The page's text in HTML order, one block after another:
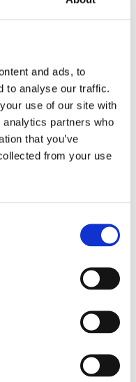
and ads, to
to analyse our traffic.
use of our site with
partners who
that you’ve
from your use
julgran med en
röd, brun och
globen. Skaka
En uppskattad